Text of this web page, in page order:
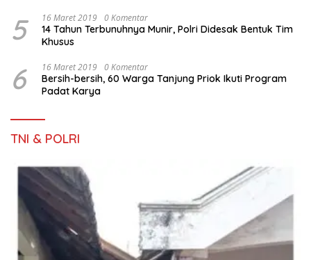
5 16 Maret 2019 0 Komentar
14 Tahun Terbunuhnya Munir, Polri Didesak Bentuk Tim
Khusus
6 16 Maret 2019 0 Komentar
Bersih-bersih, 60 Warga Tanjung Priok Ikuti Program
Padat Karya
TNI & POLRI